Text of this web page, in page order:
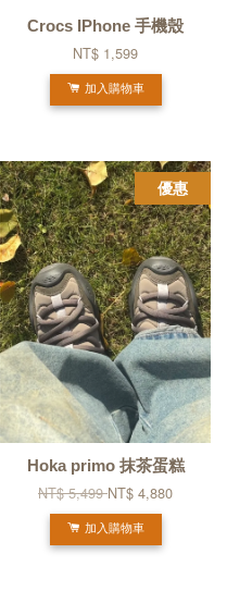
Crocs IPhone 手機殼
NT$ 1,599
加入購物車
優惠
Hoka primo 抹茶蛋糕
NT$ 5,499NT$ 4,880
加入購物車